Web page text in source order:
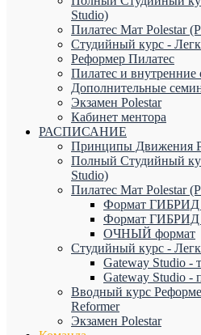
Studio)
Пилатес Мат Polestar
Студийный курс -
Реформер Пилатес
Пилатес и внутренние
Дополнительные
Экзамен Polestar
Кабинет ментора
РАСПИСАНИЕ
Принципы Движения
Полный Студийный
Studio)
Пилатес Мат Polestar
Формат ГИБРИД -
Формат ГИБРИД -
ОЧНЫЙ формат
Студийный курс -
Gateway Studio -
Gateway Studio -
Вводный курс
Reformer
Экзамен Polestar